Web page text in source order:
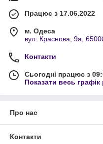
Працює з 17.06.2022
м. Одеса
вул. Краснова, 9а,
Контакти
Сьогодні працює з
Показати весь графік
Про нас
Контакти